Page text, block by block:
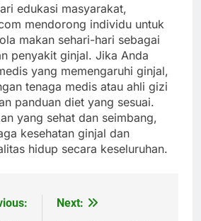
edukasi masyarakat,
mendorong individu untuk
makan sehari-hari sebagai
penyakit ginjal. Jika Anda
yang memengaruhi ginjal,
tenaga medis atau ahli gizi
panduan diet yang sesuai.
yang sehat dan seimbang,
kesehatan ginjal dan
hidup secara keseluruhan.
Next: